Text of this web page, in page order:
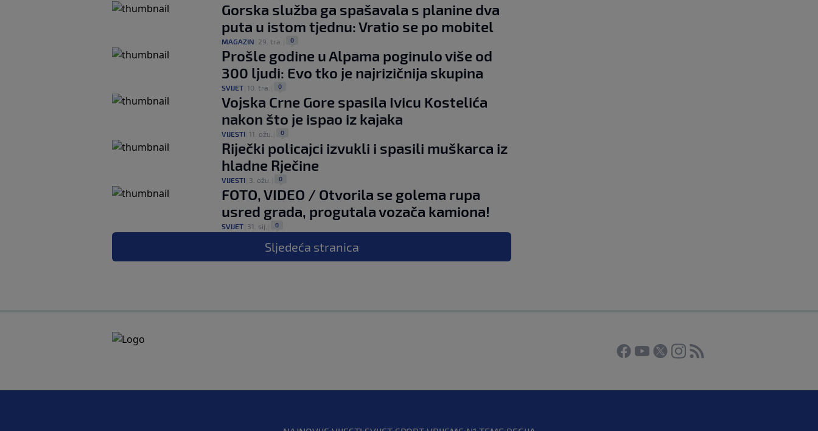
Gorska služba ga spašavala s planine dva
puta u istom tjednu: Vratio se po mobitel
MAGAZIN 29. tra. 0
Prošle godine u Alpama poginulo više od
300 ljudi: Evo tko je najrizičnija skupina
SVIJET 10. tra. 0
Vojska Crne Gore spasila Ivicu Kostelića
nakon što je ispao iz kajaka
VIJESTI 11. ožu. 0
Riječki policajci izvukli i spasili muškarca iz
hladne Rječine
VIJESTI 3. ožu. 0
FOTO, VIDEO / Otvorila se golema rupa
usred grada, progutala vozača kamiona!
SVIJET 31. sij. 0
Sljedeća stranica